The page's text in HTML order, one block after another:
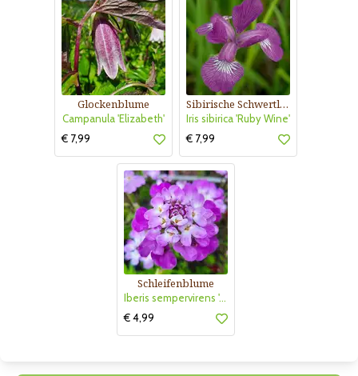
Glockenblume
Campanula 'Elizabeth'
€ 7,99
Sibirische Schwertlilie
Iris sibirica 'Ruby Wine'
€ 7,99
Schleifenblume
Iberis sempervirens 'Absolutely Amethyst'
€ 4,99